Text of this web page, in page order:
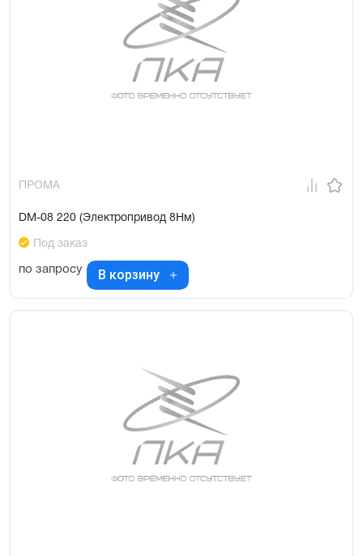
ПРОМА
DM-08 220 (Электропривод 8Нм)
Под заказ
по запросу В корзину